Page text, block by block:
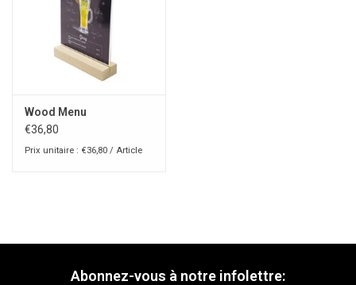
Wood Menu
€36,80
Prix unitaire : €36,80 / Article
Abonnez-vous à notre infolettre: